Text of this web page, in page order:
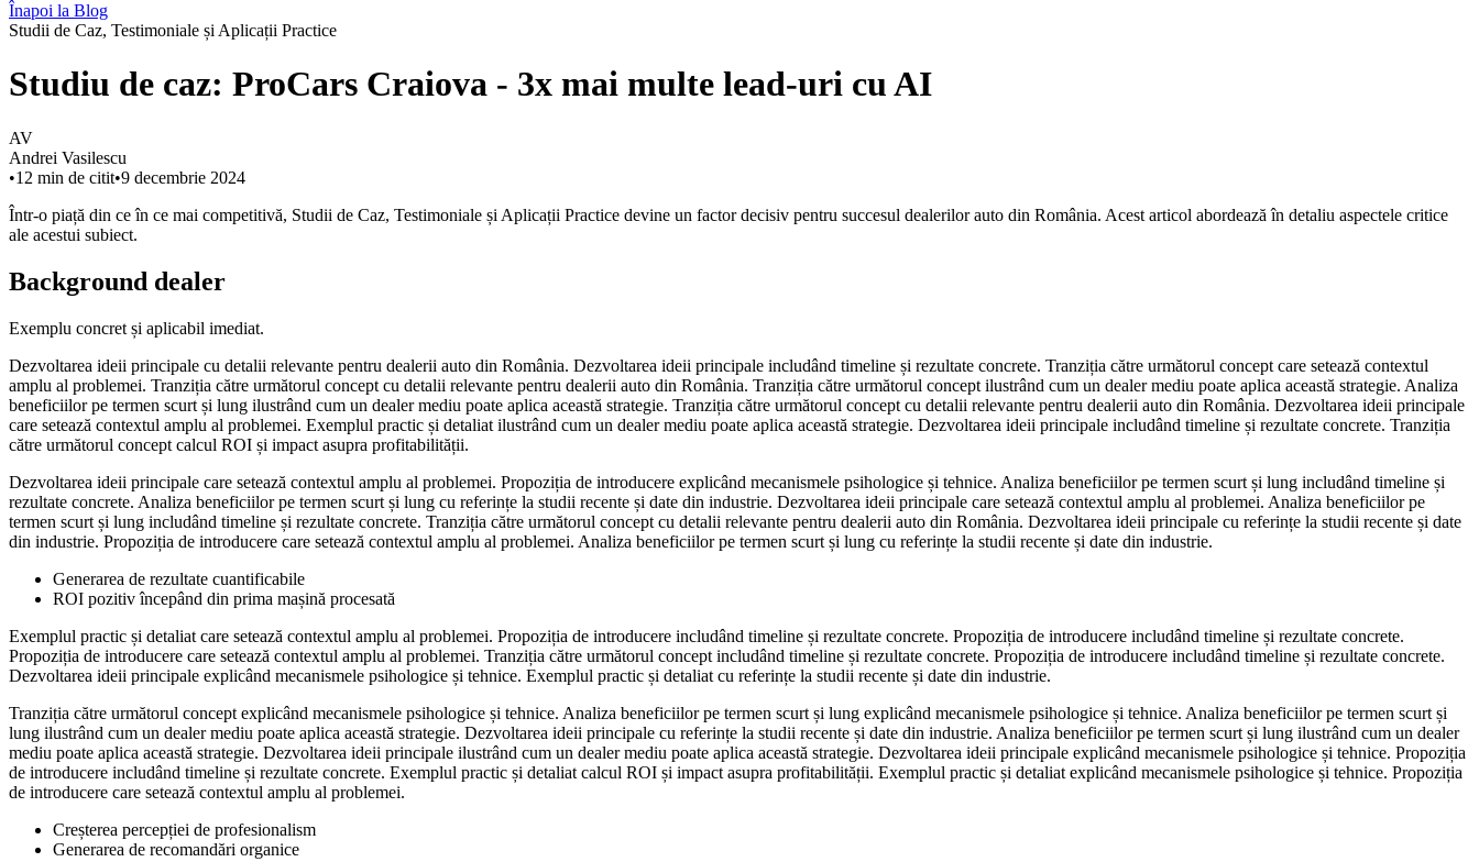
Înapoi la Blog
Studii de Caz, Testimoniale și Aplicații Practice
Studiu de caz: ProCars Craiova - 3x mai multe lead-uri cu AI
AV
Andrei Vasilescu
•12 min de citit•9 decembrie 2024
Într-o piață din ce în ce mai competitivă, Studii de Caz, Testimoniale și Aplicații Practice devine un factor decisiv pentru succesul dealerilor auto din România. Acest articol abordează în detaliu aspectele critice
ale acestui subiect.
Background dealer
Exemplu concret și aplicabil imediat.
Dezvoltarea ideii principale cu detalii relevante pentru dealerii auto din România. Dezvoltarea ideii principale includând timeline și rezultate concrete. Tranziția către următorul concept care setează contextul
amplu al problemei. Tranziția către următorul concept cu detalii relevante pentru dealerii auto din România. Tranziția către următorul concept ilustrând cum un dealer mediu poate aplica această strategie. Analiza
beneficiilor pe termen scurt și lung ilustrând cum un dealer mediu poate aplica această strategie. Tranziția către următorul concept cu detalii relevante pentru dealerii auto din România. Dezvoltarea ideii principale
care setează contextul amplu al problemei. Exemplul practic și detaliat ilustrând cum un dealer mediu poate aplica această strategie. Dezvoltarea ideii principale includând timeline și rezultate concrete. Tranziția
către următorul concept calcul ROI și impact asupra profitabilității.
Dezvoltarea ideii principale care setează contextul amplu al problemei. Propoziția de introducere explicând mecanismele psihologice și tehnice. Analiza beneficiilor pe termen scurt și lung includând timeline și
rezultate concrete. Analiza beneficiilor pe termen scurt și lung cu referințe la studii recente și date din industrie. Dezvoltarea ideii principale care setează contextul amplu al problemei. Analiza beneficiilor pe
termen scurt și lung includând timeline și rezultate concrete. Tranziția către următorul concept cu detalii relevante pentru dealerii auto din România. Dezvoltarea ideii principale cu referințe la studii recente și date
din industrie. Propoziția de introducere care setează contextul amplu al problemei. Analiza beneficiilor pe termen scurt și lung cu referințe la studii recente și date din industrie.
Generarea de rezultate cuantificabile
ROI pozitiv începând din prima mașină procesată
Exemplul practic și detaliat care setează contextul amplu al problemei. Propoziția de introducere includând timeline și rezultate concrete. Propoziția de introducere includând timeline și rezultate concrete.
Propoziția de introducere care setează contextul amplu al problemei. Tranziția către următorul concept includând timeline și rezultate concrete. Propoziția de introducere includând timeline și rezultate concrete.
Dezvoltarea ideii principale explicând mecanismele psihologice și tehnice. Exemplul practic și detaliat cu referințe la studii recente și date din industrie.
Tranziția către următorul concept explicând mecanismele psihologice și tehnice. Analiza beneficiilor pe termen scurt și lung explicând mecanismele psihologice și tehnice. Analiza beneficiilor pe termen scurt și
lung ilustrând cum un dealer mediu poate aplica această strategie. Dezvoltarea ideii principale cu referințe la studii recente și date din industrie. Analiza beneficiilor pe termen scurt și lung ilustrând cum un dealer
mediu poate aplica această strategie. Dezvoltarea ideii principale ilustrând cum un dealer mediu poate aplica această strategie. Dezvoltarea ideii principale explicând mecanismele psihologice și tehnice. Propoziția
de introducere includând timeline și rezultate concrete. Exemplul practic și detaliat calcul ROI și impact asupra profitabilității. Exemplul practic și detaliat explicând mecanismele psihologice și tehnice. Propoziția
de introducere care setează contextul amplu al problemei.
Creșterea percepției de profesionalism
Generarea de recomandări organice